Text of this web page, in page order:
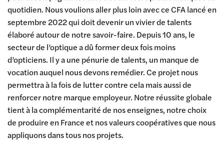
quotidien. Nous voulions aller plus loin avec ce CFA lancé en
septembre 2022 qui doit devenir un vivier de talents
élaboré autour de notre savoir-faire. Depuis 10 ans, le
secteur de l’optique a dû former deux fois moins
d’opticiens. Il y a une pénurie de talents, un manque de
vocation auquel nous devons remédier. Ce projet nous
permettra à la fois de lutter contre cela mais aussi de
renforcer notre marque employeur. Notre réussite globale
tient à la complémentarité de nos enseignes, notre choix
de produire en France et nos valeurs coopératives que nous
appliquons dans tous nos projets.